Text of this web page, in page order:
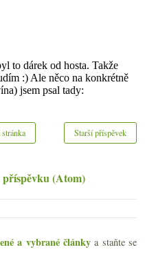
Starší příspěvek
(Atom)
a vybrané články a staňte se